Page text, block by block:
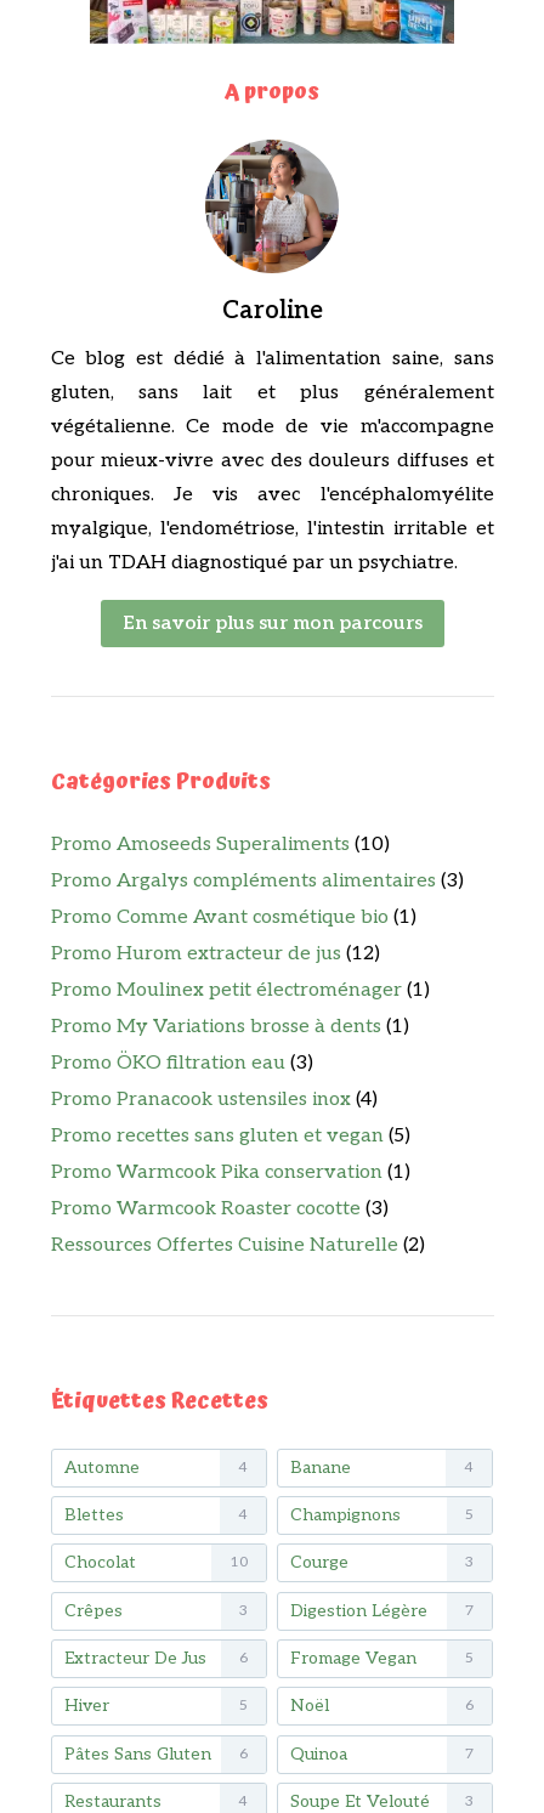
A propos
Caroline
Ce blog est dédié à l'alimentation saine, sans
gluten, sans lait et plus généralement
végétalienne. Ce mode de vie m'accompagne
pour mieux-vivre avec des douleurs diffuses et
chroniques. Je vis avec l'encéphalomyélite
myalgique, l'endométriose, l'intestin irritable et
j'ai un TDAH diagnostiqué par un psychiatre.
En savoir plus sur mon parcours
Catégories Produits
Promo Amoseeds Superaliments (10)
Promo Argalys compléments alimentaires (3)
Promo Comme Avant cosmétique bio (1)
Promo Hurom extracteur de jus (12)
Promo Moulinex petit électroménager (1)
Promo My Variations brosse à dents (1)
Promo ÖKO filtration eau (3)
Promo Pranacook ustensiles inox (4)
Promo recettes sans gluten et vegan (5)
Promo Warmcook Pika conservation (1)
Promo Warmcook Roaster cocotte (3)
Ressources Offertes Cuisine Naturelle (2)
Étiquettes Recettes
Automne 4 Banane 4
Blettes 4 Champignons 5
Chocolat 10 Courge 3
Crêpes 3 Digestion Légère 7
Extracteur De Jus 6 Fromage Vegan 5
Hiver 5 Noël 6
Pâtes Sans Gluten 6 Quinoa 7
Restaurants 4 Soupe Et Velouté 3